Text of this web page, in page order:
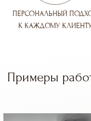
ПЕРСОНАЛЬНЫЙ
К КАЖДОМУ
Примеры